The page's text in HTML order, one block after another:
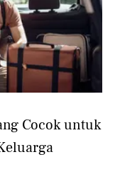
Cocok untuk